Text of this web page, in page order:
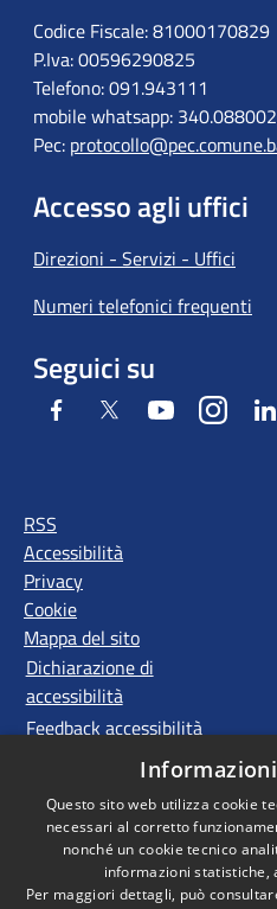
Codice Fiscale: 81000170829
P.Iva: 00596290825
Telefono: 091.943111
mobile whatsapp:
Pec:
Accesso agli uffici
Direzioni - Servizi - Uffici
Numeri telefonici frequenti
Seguici su
Facebook Twitter Youtube
RSS
Accessibilità
Privacy
Cookie
Mappa del sito
Dichiarazione di
accessibilità
Feedback accessibilità
Questo sito web utilizza cookie
necessari al corretto
nonché un cookie tecnico
informazioni statistiche,
Per maggiori dettagli, può